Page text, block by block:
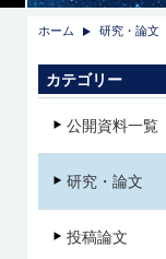
ホーム 研究・論文
カテゴリー
公開資料一覧
研究・論文
投稿論文